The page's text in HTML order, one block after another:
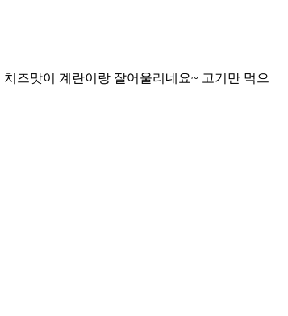
즈맛이 계란이랑 잘어울리네요~ 고기만 먹으